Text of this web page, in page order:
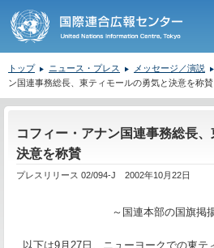
トップ ニュース・プレス メッセージ／演説
ン国連事務総長、東ティモールの勇気と決意を称賛
コフィー・アナン国連事務総長
決意を称賛
プレスリリース 02/094-J 2002年10月22日
～ 国連本部の国旗掲
以下は9月 27 日、ニューヨークでの東テ